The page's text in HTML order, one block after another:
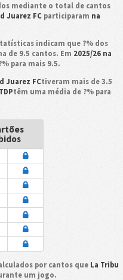
mediante o total de cantos
Juarez FCparticiparam na
indicam que ?% dos
de 9.5 cantos. Em 2025/26 na
para mais 9.5.
Juarez FCtiveram mais de 3.5
têm uma média de ?% para
por cantos que La Tribu
um jogo.